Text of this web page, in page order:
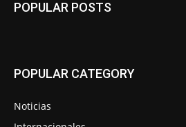
POPULAR POSTS
POPULAR CATEGORY
Noticias